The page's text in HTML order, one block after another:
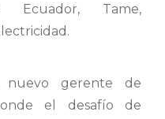
Ecuador, Tame,
nuevo gerente de
el desafío de